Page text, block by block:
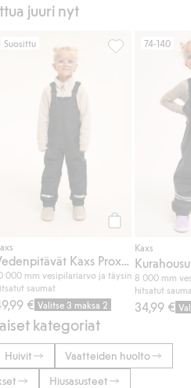
juuri nyt
Kaxs, Lisää suosikkeihin
Suosittu
Vedenpitävät Kaxs Proxtec -kuorihousut
000 mm vesipilariarvo ja täysin
saumat
€ Valitse 3 maksa 2
Vedenpitävät
74-140
Kaxs
8 000 mm
hitsatut
34,99 €
kategoriat
Huivit
Vaatteiden huolto
Hiusasusteet